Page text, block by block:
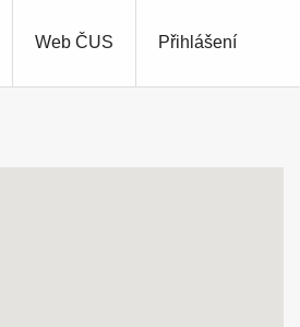
Přihlášení
Web ČUS